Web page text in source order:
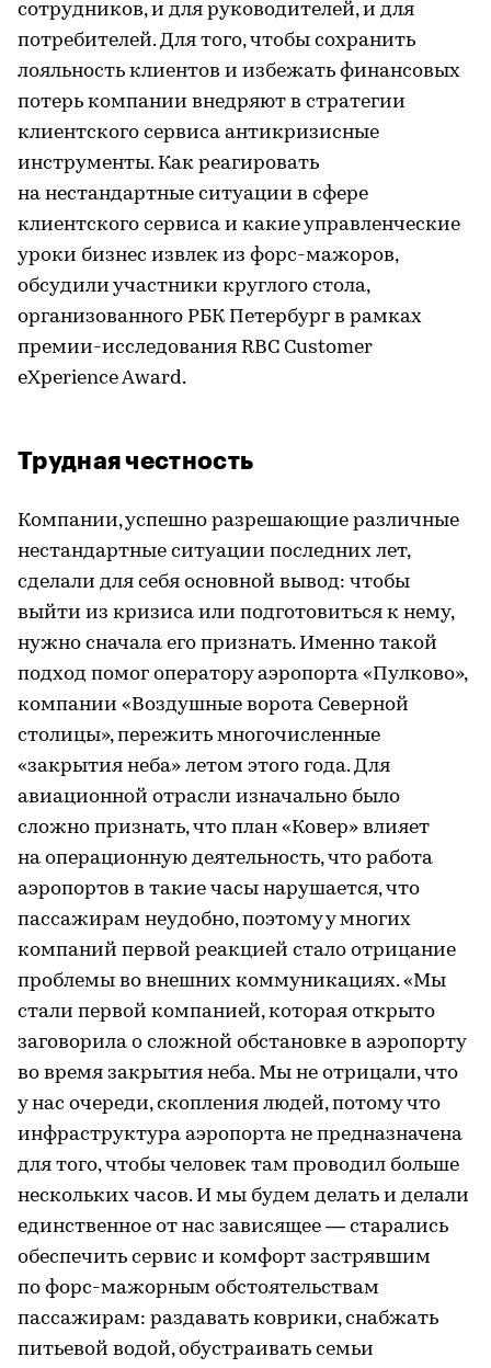
сотрудников, и для руководителей, и для
потребителей. Для того, чтобы сохранить
лояльность клиентов и избежать финансовых
потерь компании внедряют в стратегии
клиентского сервиса антикризисные
инструменты. Как реагировать
на нестандартные ситуации в сфере
клиентского сервиса и какие управленческие
уроки бизнес извлек из форс-мажоров,
обсудили участники круглого стола,
организованного РБК Петербург в рамках
премии-исследования RBC Customer
eXperience Award.
Трудная честность
Компании, успешно разрешающие различные
нестандартные ситуации последних лет,
сделали для себя основной вывод: чтобы
выйти из кризиса или подготовиться к нему,
нужно сначала его признать. Именно такой
подход помог оператору аэропорта «Пулково»,
компании «Воздушные ворота Северной
столицы», пережить многочисленные
«закрытия неба» летом этого года. Для
авиационной отрасли изначально было
сложно признать, что план «Ковер» влияет
на операционную деятельность, что работа
аэропортов в такие часы нарушается, что
пассажирам неудобно, поэтому у многих
компаний первой реакцией стало отрицание
проблемы во внешних коммуникациях. «Мы
стали первой компанией, которая открыто
заговорила о сложной обстановке в аэропорту
во время закрытия неба. Мы не отрицали, что
у нас очереди, скопления людей, потому что
инфраструктура аэропорта не предназначена
для того, чтобы человек там проводил больше
нескольких часов. И мы будем делать и делали
единственное от нас зависящее — старались
обеспечить сервис и комфорт застрявшим
по форс-мажорным обстоятельствам
пассажирам: раздавать коврики, снабжать
питьевой водой, обустраивать семьи